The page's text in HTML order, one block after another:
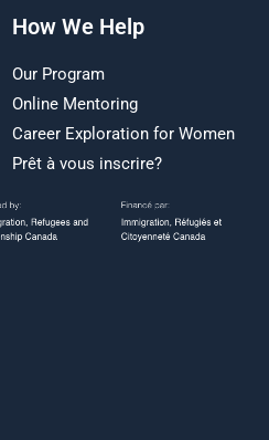
How We Help
Our Program
Online Mentoring
Career Exploration for Women
Prêt à vous inscrire?